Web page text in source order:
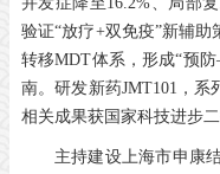
验证“放疗+双免疫”新辅
转移MDT体系，形成“预
南。研发新药JMT101，系
相关成果获国家科技进步二
主持建设上海市申康